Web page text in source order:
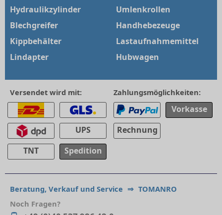
Hydraulikzylinder
Blechgreifer
Kippbehälter
Lindapter
Umlenkrollen
Handhebezeuge
Lastaufnahmemittel
Hubwagen
Versendet wird mit:
UPS
TNT
Spedition
Zahlungsmöglichkeiten:
Vorkasse
Rechnung
Beratung, Verkauf und Service ⇒ TOMANRO
Noch Fragen?